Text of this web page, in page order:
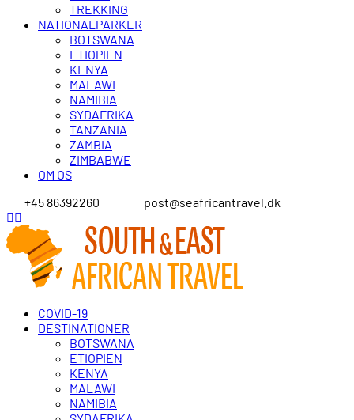
TREKKING
NATIONALPARKER
BOTSWANA
ETIOPIEN
KENYA
MALAWI
NAMIBIA
SYDAFRIKA
TANZANIA
ZAMBIA
ZIMBABWE
OM OS
+45 86392260
post@seafricantravel.dk
COVID-19
DESTINATIONER
BOTSWANA
ETIOPIEN
KENYA
MALAWI
NAMIBIA